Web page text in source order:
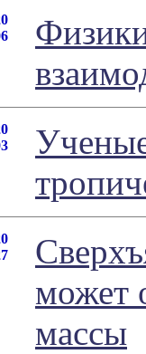
может
массы